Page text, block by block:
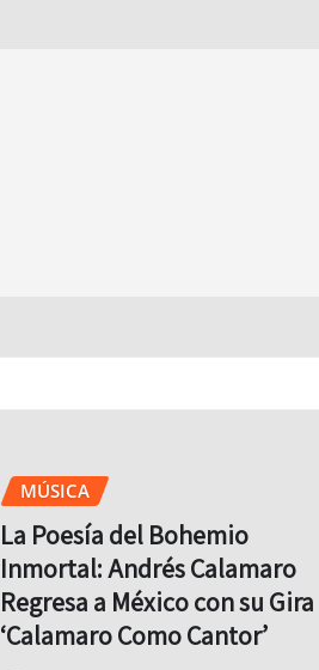
MÚSICA
La Poesía del Bohemio
Inmortal: Andrés Calamaro
Regresa a México con su Gira
‘Calamaro Como Cantor’